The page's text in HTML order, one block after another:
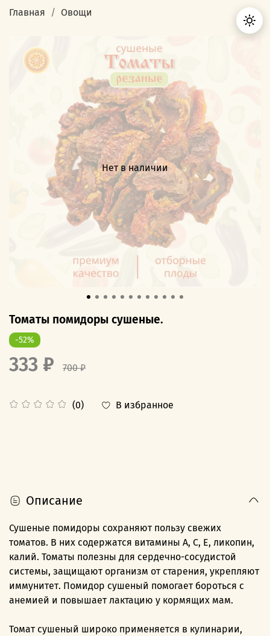
Главная Овощи
Нет в наличии
Томаты помидоры сушеные.
(0) В избранное
-52%
333 ₽ 700 ₽
Описание
Сушеные помидоры сохраняют пользу свежих
томатов. В них содержатся витамины А, С, Е, ликопин,
калий. Томаты полезны для сердечно-сосудистой
системы, защищают организм от старения, укрепляют
иммунитет. Помидор сушеный помогает бороться с
анемией и повышает лактацию у кормящих мам.
Томат сушеный широко применяется в кулинарии,